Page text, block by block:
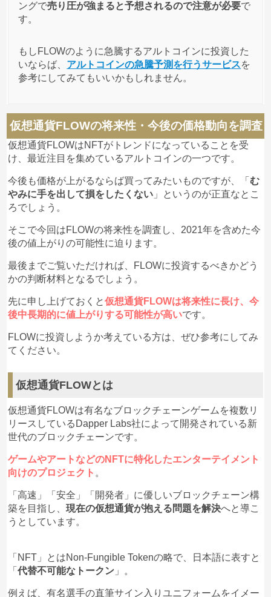
ングで売り圧が強まると予想されるので注意が必要で
す。
もしFLOWのように急騰するアルトコインに投資した
いならば、 アルトコインの急騰予測を行うサービスを
参考にしてみてもいいかもしれません。
仮想通貨FLOWの将来性・今後の価格動向を調査
仮想通貨FLOWはNFTがトレンドになっていることを受
け、最近注目を集めているアルトコインの一つです。
今後も価格が上がるならば買ってみたいものですが、「 む
やみに手を出して損をしたくない 」というのが正直なとこ
ろでしょう。
そこで今回はFLOWの将来性を調査し、2021年を含めた今
後の値上がりの可能性に迫ります。
最後までご覧いただければ、FLOWに投資するべきかどう
かの判断材料となるでしょう。
先に申し上げておくと仮想通貨FLOWは将来性に長け、今
後中長期的に値上がりする可能性が高いです。
FLOWに投資しようか考えている方は、ぜひ参考にしてみ
てください。
仮想通貨FLOWとは
仮想通貨FLOWは有名なブロックチェーンゲームを複数リ
リースしているDapper Labs社によって開発されている新
世代のブロックチェーンです。
ゲームやアートなどのNFTに特化したエンターテイメント
向けのプロジェクト 。
「高速」「安全」「開発者」に優しいブロックチェーン構
築を目指し、現在の仮想通貨が抱える問題を解決へと導こ
うとしています。
「NFT」とはNon-Fungible Tokenの略で、日本語に表すと
「代替不可能なトークン 」。
例えば、有名選手の直筆サイン入りユニフォームをイメー